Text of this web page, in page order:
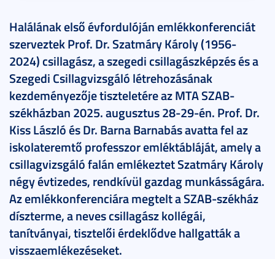
Halálának első évfordulóján emlékkonferenciát
szerveztek Prof. Dr. Szatmáry Károly (1956-
2024) csillagász, a szegedi csillagászképzés és a
Szegedi Csillagvizsgáló létrehozásának
kezdeményezője tiszteletére az MTA SZAB-
székházban 2025. augusztus 28-29-én. Prof. Dr.
Kiss László és Dr. Barna Barnabás avatta fel az
iskolateremtő professzor emléktábláját, amely a
csillagvizsgáló falán emlékeztet Szatmáry Károly
négy évtizedes, rendkívül gazdag munkásságára.
Az emlékkonferenciára megtelt a SZAB-székház
díszterme, a neves csillagász kollégái,
tanítványai, tisztelői érdeklődve hallgatták a
visszaemlékezéseket.